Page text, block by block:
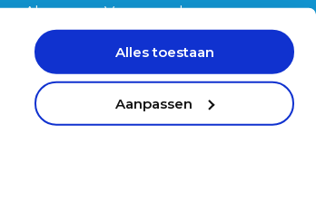
Alles toestaan
Aanpassen
Algemene Voorwaarden
Klachtenregeling
Opleiding via het UWV